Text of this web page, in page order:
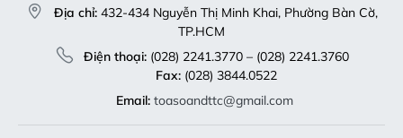
Địa chỉ: 432-434 Nguyễn Thị Minh Khai, Phường Bàn Cờ,
TP.HCM
Điện thoại:(028) 2241.3770 – (028) 2241.3760
Fax:(028) 3844.0522
Email: toasoandttc@gmail.com